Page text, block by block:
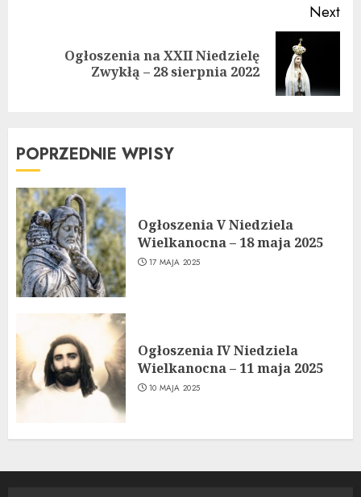
Next
Ogłoszenia na XXII Niedzielę
Zwykłą – 28 sierpnia 2022
POPRZEDNIE WPISY
Ogłoszenia V Niedziela
Wielkanocna – 18 maja 2025
17 MAJA 2025
Ogłoszenia IV Niedziela
Wielkanocna – 11 maja 2025
10 MAJA 2025